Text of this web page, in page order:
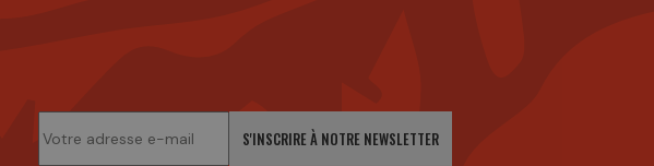
S'INSCRIRE À NOTRE NEWSLETTER